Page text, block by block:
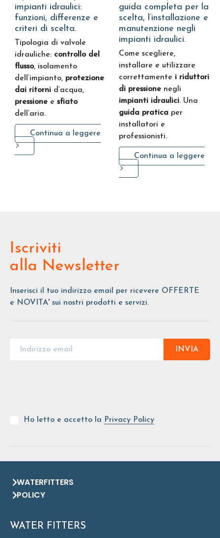
impianti idraulici:
funzioni, differenze e
criteri di scelta.
Tipologia di valvole
idrauliche: controllo del
flusso, isolamento
dell’impianto, protezione
dai ritorni d’acqua,
pressione e sfiato
dell’aria.
Continua a leggere
guida completa per la
scelta, l’installazione e
manutenzione negli
impianti idraulici.
Come scegliere,
installare e utilizzare
correttamente i riduttori
di pressione negli
impianti idraulici. Una
guida pratica per
installatori e
professionisti.
Continua a leggere
Iscriviti
alla Newsletter
Inserisci il tuo indirizzo email per ricevere OFFERTE
e NOVITA' sui nostri prodotti e servizi.
INVIA
Ho letto e accetto la Privacy Policy
WATERFITTERS
POLICY
WATER FITTERS